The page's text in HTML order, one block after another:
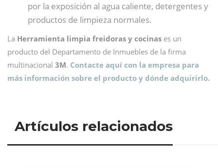
por la exposición al agua caliente, detergentes y
productos de limpieza normales.
La Herramienta limpia freidoras y cocinas es un
producto del Departamento de Inmuebles de la firma
multinacional 3M. Contacte aquí con la empresa para
más información sobre el producto y dónde adquirirlo.
Artículos relacionados